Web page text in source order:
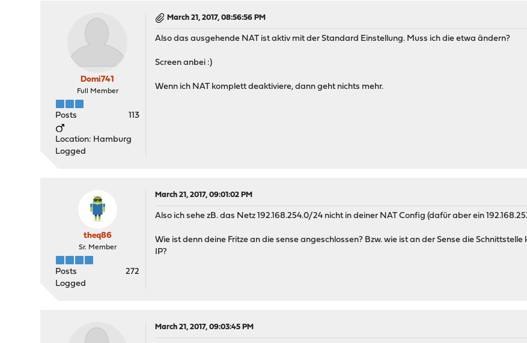
Domi741
Full Member
Posts 113
Location: Hamburg
Logged
March 21, 2017, 08:56:56 PM
Also das ausgehende NAT ist aktiv mit der Standard Einstellung. Muss ich die etwa ändern?
Screen anbei :)
Wenn ich NAT komplett deaktiviere, dann geht nichts mehr.
theq86
Sr. Member
Posts
272
Logged
March 21, 2017, 09:01:02 PM
Also ich sehe zB. das Netz 192.168.254.0/24 nicht in deiner NAT Config (dafür aber ein
Wie ist denn deine Fritze an die sense angeschlossen? Bzw. wie ist an der Sense die
IP?
March 21, 2017, 09:03:45 PM